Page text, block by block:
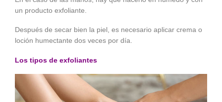
un producto exfoliante.
Después de secar bien la piel, es necesario aplicar crema o
loción humectante dos veces por día.
Los tipos de exfoliantes